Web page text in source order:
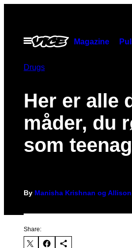
contentOpen
Menu
Magazine
Drugs
Her er alle
måder, du
som
By Manisha Krishnan og
Share: